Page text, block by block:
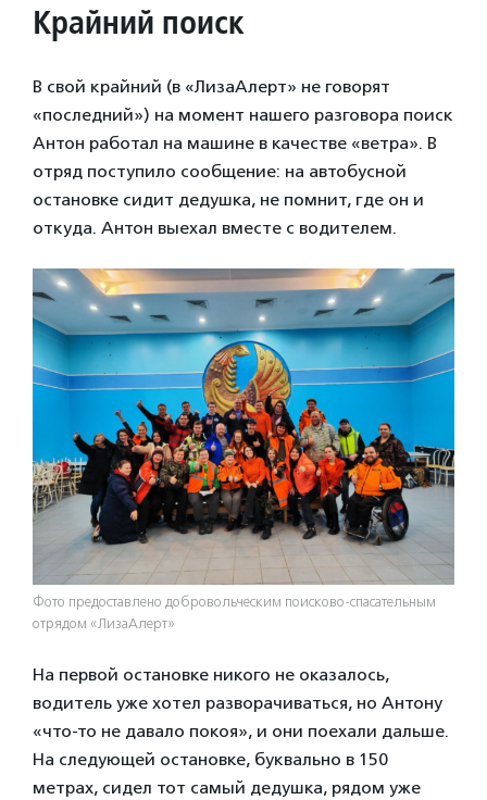
Крайний поиск
В свой крайний (в «ЛизаАлерт» не говорят
«последний») на момент нашего разговора поиск
Антон работал на машине в качестве «ветра». В
отряд поступило сообщение: на автобусной
остановке сидит дедушка, не помнит, где он и
откуда. Антон выехал вместе с водителем.
Фото предоставлено добровольческим поисково-спасательным
отрядом «ЛизаАлерт»
На первой остановке никого не оказалось,
водитель уже хотел разворачиваться, но Антону
«что-то не давало покоя», и они поехали дальше.
На следующей остановке, буквально в 150
метрах, сидел тот самый дедушка, рядом уже